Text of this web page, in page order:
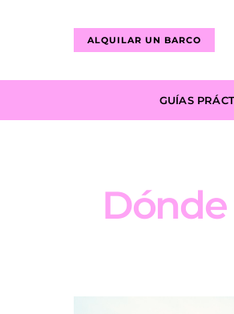
ALQUILAR UN BARCO
GUÍAS
Dónde